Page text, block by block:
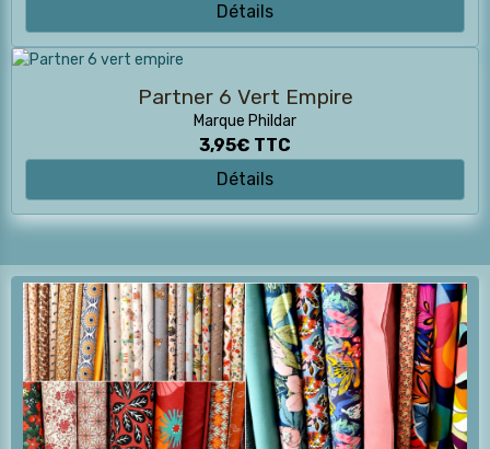
Détails
Partner 6 Vert Empire
Marque Phildar
3,95€ TTC
Détails